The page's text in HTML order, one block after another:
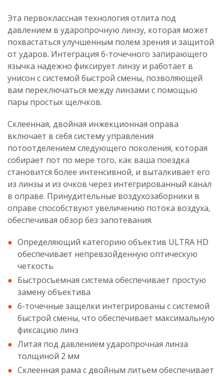
Эта первоклассная технология отлита под
давлением в ударопрочную линзу, которая может
похвастаться улучшенным полем зрения и защитой
от ударов. Интеграция 6-точечного запирающего
язычка надежно фиксирует линзу и работает в
унисон с системой быстрой смены, позволяющей
вам переключаться между линзами с помощью
пары простых щелчков.
Склеенная, двойная инжекционная оправа
включает в себя систему управления
потоотделением следующего поколения, которая
собирает пот по мере того, как ваша поездка
становится более интенсивной, и выталкивает его
из линзы и из очков через интегрированный канал
в оправе. Принудительные воздухозаборники в
оправе способствуют увеличению потока воздуха,
обеспечивая обзор без запотевания.
Определяющий категорию объектив ULTRA HD
обеспечивает непревзойденную оптическую
четкость
Быстросъемная система обеспечивает простую
замену объектива
6-точечные защелки интегрированы с системой
быстрой смены, что обеспечивает максимальную
фиксацию линз
Литая под давлением ударопрочная линза
толщиной 2 мм
Склеенная рама с двойным литьем обеспечивает